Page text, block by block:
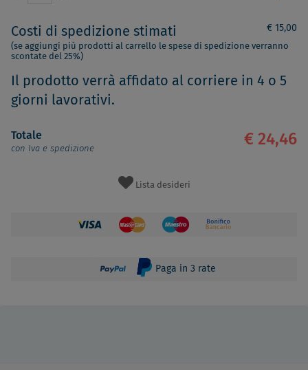
Costi di spedizione stimati € 15,00
(se aggiungi più prodotti al carrello le spese di spedizione verranno
scontate del 25%)
Il prodotto verrà affidato al corriere in 4 o 5
giorni lavorativi.
Totale
con Iva e spedizione
€ 24,46
Lista desideri
Paga in 3 rate